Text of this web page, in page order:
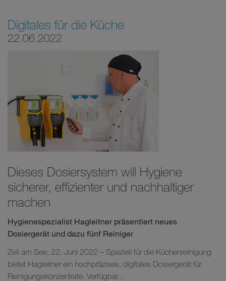
Digitales für die Küche
22.06.2022
Dieses Dosiersystem will Hygiene
sicherer, effizienter und nachhaltiger
machen
Hygienespezialist Hagleitner präsentiert neues
Dosiergerät und dazu fünf Reiniger
Zell am See, 22. Juni 2022 – Speziell für die Küchenreinigung
bietet Hagleitner ein hochpräzises, digitales Dosiergerät für
Reinigungskonzentrate. Verfügbar...